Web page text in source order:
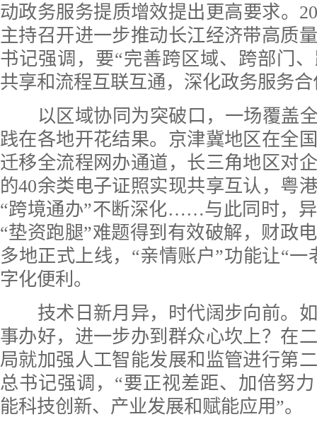
动政务服务提质增效提出更高要求。
主持召开进一步推动长江经济带高质
书记强调，要“完善跨区域、跨部门
共享和流程互联互通，深化政务服务合
以区域协同为突破口，一场覆盖全
践在各地开花结果。京津冀地区在全
迁移全流程网办通道，长三角地区对
的40余类电子证照实现共享互认，粤
“跨境通办”不断深化……与此同时，
“垫资跑腿”难题得到有效破解，财政
多地正式上线，“亲情账户”功能让“一
字化便利。
技术日新月异，时代阔步向前。如
事办好，进一步办到群众心坎上？在
局就加强人工智能发展和监管进行第
总书记强调，“要正视差距、加倍努
能科技创新、产业发展和赋能应用”。